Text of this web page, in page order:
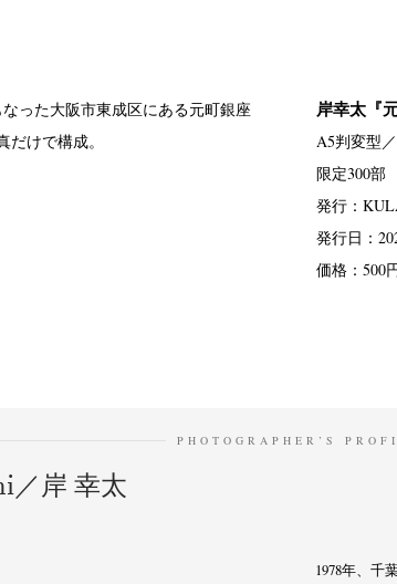
った大阪市東成区にある元町銀座
けで構成。
岸幸太『
A5判変型
限定300部
発行：
発行日：
価格：500
PHOTOGRAPHER’S
／岸 幸太
1978年、千